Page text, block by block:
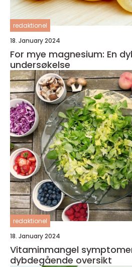
redaktionel
18. January 2024
For mye magnesium: En
undersøkelse
redaktionel
18. January 2024
Vitaminmangel
dybdegående oversikt